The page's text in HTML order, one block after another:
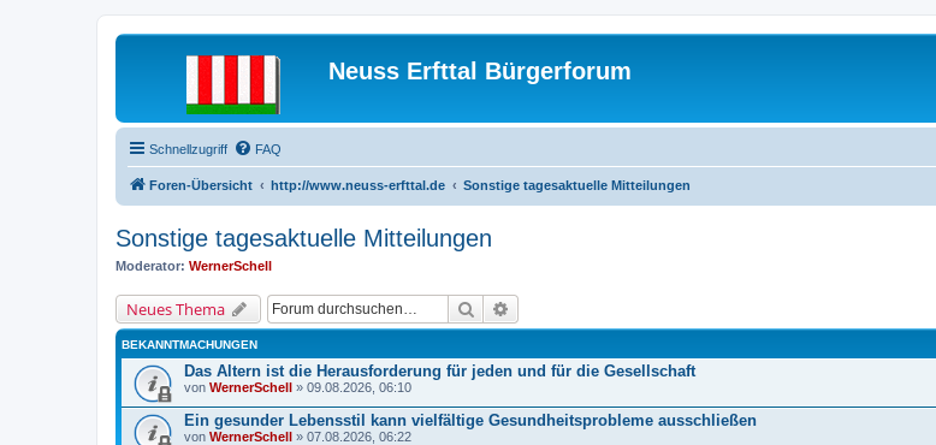
Neuss Erfttal Bürgerforum
Schnellzugriff FAQ
Foren-Übersicht http://www.neuss-erfttal.de Sonstige tagesaktuelle Mitteilungen
Sonstige tagesaktuelle Mitteilungen
Moderator: WernerSchell
Neues Thema Suche
BEKANNTMACHUNGEN
Das Altern ist die Herausforderung für jeden und für die Gesellschaft
von WernerSchell » 09.08.2026, 06:10
Ein gesunder Lebensstil kann vielfältige Gesundheitsprobleme ausschließen
von WernerSchell » 07.08.2026, 06:22